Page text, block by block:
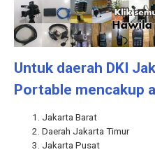
Untuk daerah DKI
Portable mencakup
Jakarta Barat
Daerah Jakarta Timur
Jakarta Pusat